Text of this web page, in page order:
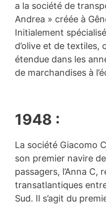
a la société de
Andrea » créée à
Initialement
d’olive et de textiles,
étendue dans les
de marchandises à
1948 :
La société Giacomo
son premier navire
passagers, l’Anna C,
transatlantiques entre
Sud. Il s’agit du